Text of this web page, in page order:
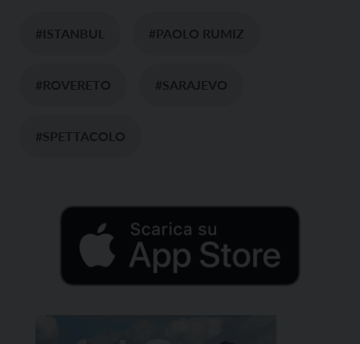
#ISTANBUL #PAOLO RUMIZ
#ROVERETO #SARAJEVO
#SPETTACOLO